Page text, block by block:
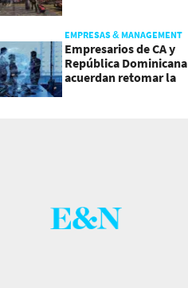
EMPRESAS & MANAGEMENT
Empresarios de CA y
República Dominicana
acuerdan retomar la